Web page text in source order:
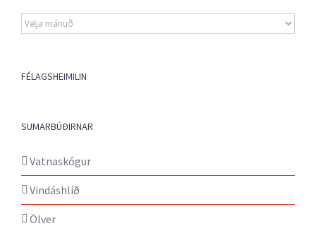
Eldri
fréttir
FÉLAGSHEIMILIN
SUMARBÚÐIRNAR
Vatnaskógur
Vindáshlíð
Ölver